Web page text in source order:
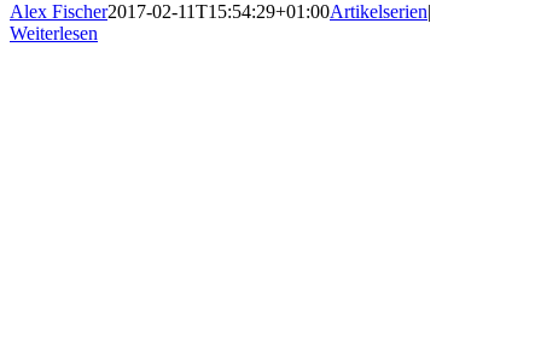
Alex Fischer2017-02-11T15:54:29+01:00Artikelserien|
Weiterlesen